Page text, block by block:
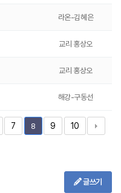
라온-김혜은
교리 홍상오
교리 홍상오
해강-구동선
7 8 9 10
글쓰기